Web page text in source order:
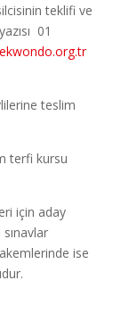
teklifi ve
01
teslim
terfi kursu
için aday
ise